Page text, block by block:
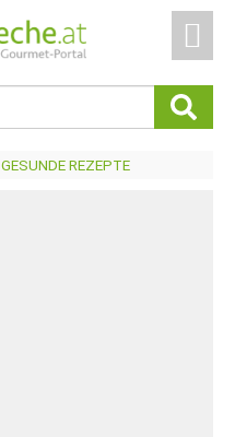
GESUNDE REZEPTE